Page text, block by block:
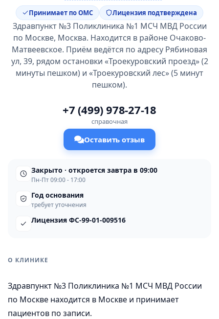
Принимает по ОМС Лицензия подтверждена
Здравпункт №3 Поликлиника №1 МСЧ МВД России
по Москве, Москва. Находится в районе Очаково-
Матвеевское. Приём ведётся по адресу Рябиновая
ул, 39, рядом остановки «Троекуровский проезд» (2
минуты пешком) и «Троекуровский лес» (5 минут
пешком).
+7 (499) 978-27-18
справочная
Оставить отзыв
Закрыто · откроется завтра в 09:00
Пн-Пт 09:00 - 17:00
Год основания
требует уточнения
Лицензия ФС-99-01-009516
О КЛИНИКЕ
Здравпункт №3 Поликлиника №1 МСЧ МВД России
по Москве находится в Москве и принимает
пациентов по записи.